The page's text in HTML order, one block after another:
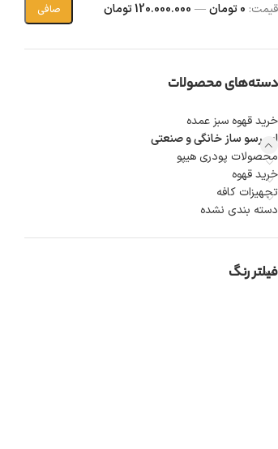
صافی قيمت: 0 تومان — 120.000.000 تومان
دسته‌های محصولات
خرید قهوه سبز عمده
اسپرسو ساز خانگی و صنعتی
محصولات پودری هیپو
خرید قهوه
تجهیزات کافه
دسته بندی نشده
فیلتر رنگ